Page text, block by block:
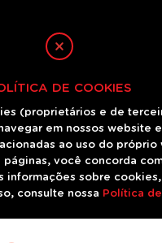
DE COOKIES
(proprietários e de
em nossos website
ao uso do próprio
páginas, você concorda
informações sobre
consulte nossa Política